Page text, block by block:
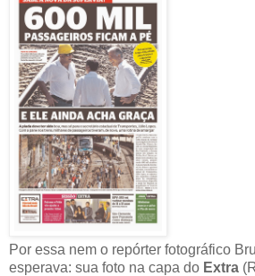
Por essa nem o repórter fotográfico
esperava: sua foto na capa do Extra